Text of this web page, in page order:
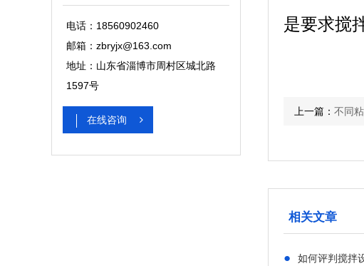
电话：18560902460
邮箱：zbryjx@163.com
地址：山东省淄博市周村区城北路
1597号
在线咨询
是要求搅
上一篇： 不同
相关文章
● 如何评判搅拌